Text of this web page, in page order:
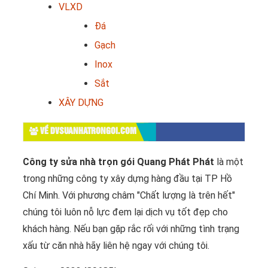
VLXD
Đá
Gạch
Inox
Sắt
XÂY DỰNG
VỀ DVSUANHATRONGOI.COM
Công ty sửa nhà trọn gói Quang Phát Phát là một
trong những công ty xây dựng hàng đầu tại TP Hồ
Chí Minh. Với phương châm "Chất lượng là trên hết"
chúng tôi luôn nỗ lực đem lại dịch vụ tốt đẹp cho
khách hàng. Nếu bạn gặp rắc rối với những tình trạng
xấu từ căn nhà hãy liên hệ ngay với chúng tôi.